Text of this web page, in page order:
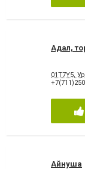
Адал,
01T7Y5,
Айнуша